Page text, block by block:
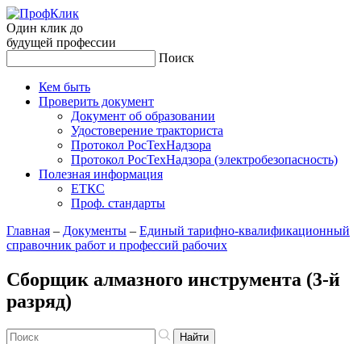
Один клик до
будущей профессии
Поиск
Кем быть
Проверить документ
Документ об образовании
Удостоверение тракториста
Протокол РосТехНадзора
Протокол РосТехНадзора (электробезопасность)
Полезная информация
ЕТКС
Проф. стандарты
Главная – Документы – Единый тарифно-квалификационный
справочник работ и профессий рабочих
Сборщик алмазного инструмента (3-й
разряд)